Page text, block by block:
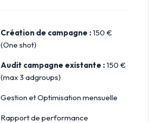
Création de campagne :150 €
(One shot)
Audit campagne existante :150 €
(max 3 adgroups)
Gestion et Optimisation mensuelle
Rapport de performance